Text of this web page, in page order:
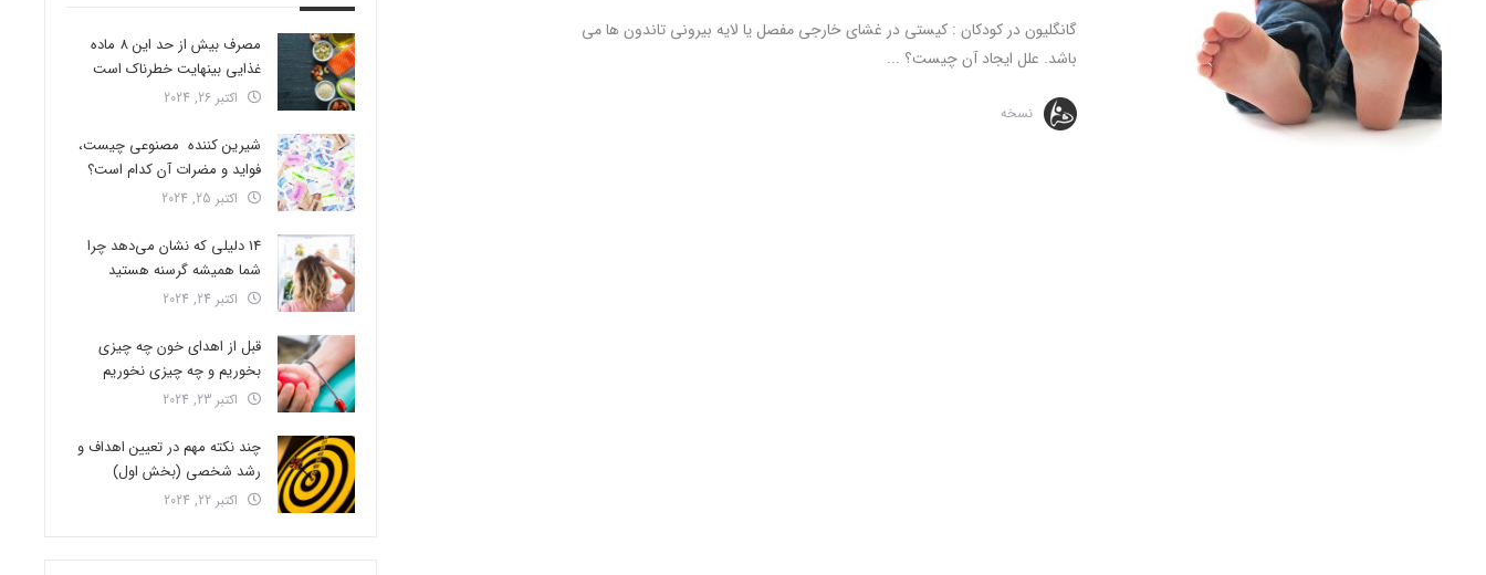
گانگلیون در کودکان : کیستی در غشای خارجی مفصل یا لایه بیرونی تاندون ها می
باشد. علل ایجاد آن چیست؟ ...
نسخه
مصرف بیش از حد این 8 ماده
غذایی بینهایت خطرناک است
اکتبر 26, 2024
شیرین کننده مصنوعی چیست،
فواید و مضرات آن کدام است؟
اکتبر 25, 2024
14 دلیلی که نشان می‌دهد چرا
شما همیشه گرسنه هستید
اکتبر 24, 2024
قبل از اهدای خون چه چیزی
بخوریم و چه چیزی نخوریم
اکتبر 23, 2024
چند نکته مهم در تعیین اهداف و
رشد شخصی (بخش اول)
اکتبر 22, 2024